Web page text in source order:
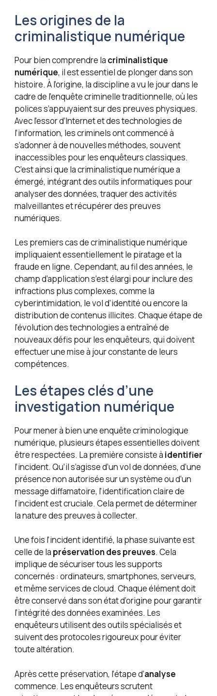
Les origines de la
criminalistique numérique
Pour bien comprendre la criminalistique
numérique, il est essentiel de plonger dans son
histoire. À l’origine, la discipline a vu le jour dans le
cadre de l’enquête criminelle traditionnelle, où les
polices s’appuyaient sur des preuves physiques.
Avec l’essor d’Internet et des technologies de
l’information, les criminels ont commencé à
s’adonner à de nouvelles méthodes, souvent
inaccessibles pour les enquêteurs classiques.
C’est ainsi que la criminalistique numérique a
émergé, intégrant des outils informatiques pour
analyser des données, traquer des activités
malveillantes et récupérer des preuves
numériques.
Les premiers cas de criminalistique numérique
impliquaient essentiellement le piratage et la
fraude en ligne. Cependant, au fil des années, le
champ d’application s’est élargi pour inclure des
infractions plus complexes, comme la
cyberintimidation, le vol d’identité ou encore la
distribution de contenus illicites. Chaque étape de
l’évolution des technologies a entraîné de
nouveaux défis pour les enquêteurs, qui doivent
effectuer une mise à jour constante de leurs
compétences.
Les étapes clés d’une
investigation numérique
Pour mener à bien une enquête criminologique
numérique, plusieurs étapes essentielles doivent
être respectées. La première consiste à identifier
l’incident. Qu’il s’agisse d’un vol de données, d’une
présence non autorisée sur un système ou d’un
message diffamatoire, l’identification claire de
l’incident est cruciale. Cela permet de déterminer
la nature des preuves à collecter.
Une fois l’incident identifié, la phase suivante est
celle de la préservation des preuves. Cela
implique de sécuriser tous les supports
concernés : ordinateurs, smartphones, serveurs,
et même services de cloud. Chaque élément doit
être conservé dans son état d’origine pour garantir
l’intégrité des données examinées. Les
enquêteurs utilisent des outils spécialisés et
suivent des protocoles rigoureux pour éviter
toute altération.
Après cette préservation, l’étape d’analyse
commence. Les enquêteurs scrutent